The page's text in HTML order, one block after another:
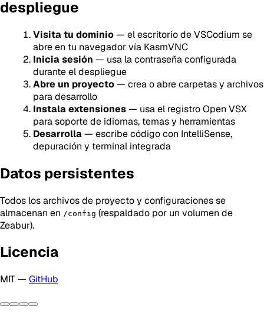
despliegue
Visita tu dominio— el escritorio de VSCodium se
abre en tu navegador vía KasmVNC
Inicia sesión — usa la contraseña configurada
durante el despliegue
Abre un proyecto— crea o abre carpetas y archivos
para desarrollo
Instala extensiones— usa el registro Open VSX
para soporte de idiomas, temas y herramientas
Desarrolla— escribe código con IntelliSense,
depuración y terminal integrada
Datos persistentes
Todos los archivos de proyecto y configuraciones se
almacenan en /config (respaldado por un volumen de
Zeabur).
Licencia
MIT — GitHub